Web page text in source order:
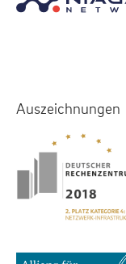
Auszeichnungen